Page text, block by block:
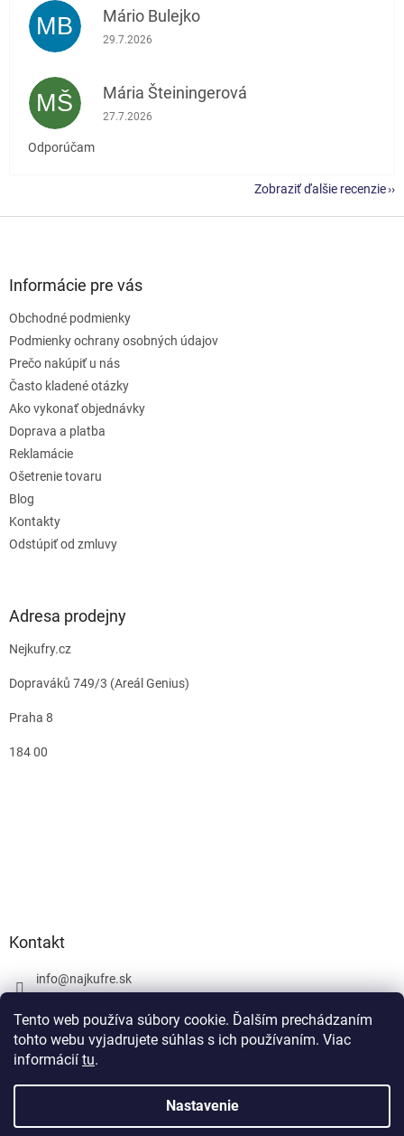
Tento web používa súbory cookie. Ďalším prechádzaním
tohto webu vyjadrujete súhlas s ich používaním. Viac
informácií tu.
Nastavenie
MB Mário Bulejko
Hodnotenie obchodu je 5 z 5 hviezdičiek.
29.7.2026
MŠ Mária Šteiningerová
Hodnotenie obchodu je 5 z 5 hviezdičiek.
27.7.2026
Odporúčam
Zobraziť ďalšie recenzie
Informácie pre vás
Obchodné podmienky
Podmienky ochrany osobných údajov
Prečo nakúpiť u nás
Často kladené otázky
Ako vykonať objednávky
Doprava a platba
Reklamácie
Ošetrenie tovaru
Blog
Kontakty
Odstúpiť od zmluvy
Adresa prodejny
Nejkufry.cz
Dopraváků 749/3 (Areál Genius)
Praha 8
184 00
Kontakt
info@najkufre.sk
Facebook
Vytvoril Shoptet